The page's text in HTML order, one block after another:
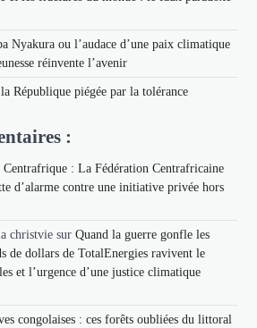
Nyakura ou l’audace d’une paix climatique
réinvente l’avenir
République piégée par la tolérance
:
Centrafrique : La Fédération Centrafricaine
d’alarme contre une initiative privée hors
christvie surQuand la guerre gonfle les
de dollars de TotalEnergies ravivent le
et l’urgence d’une justice climatique
congolaises : ces forêts oubliées du littoral